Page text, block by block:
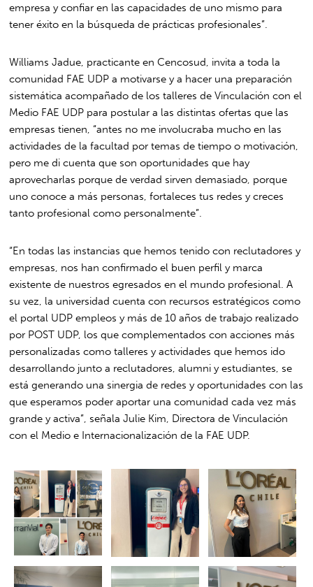
empresa y confiar en las capacidades de uno mismo para
tener éxito en la búsqueda de prácticas profesionales”.
Williams Jadue, practicante en Cencosud, invita a toda la
comunidad FAE UDP a motivarse y a hacer una preparación
sistemática acompañado de los talleres de Vinculación con el
Medio FAE UDP para postular a las distintas ofertas que las
empresas tienen, “antes no me involucraba mucho en las
actividades de la facultad por temas de tiempo o motivación,
pero me di cuenta que son oportunidades que hay
aprovecharlas porque de verdad sirven demasiado, porque
uno conoce a más personas, fortaleces tus redes y creces
tanto profesional como personalmente”.
“En todas las instancias que hemos tenido con reclutadores y
empresas, nos han confirmado el buen perfil y marca
existente de nuestros egresados en el mundo profesional. A
su vez, la universidad cuenta con recursos estratégicos como
el portal UDP empleos y más de 10 años de trabajo realizado
por POST UDP, los que complementados con acciones más
personalizadas como talleres y actividades que hemos ido
desarrollando junto a reclutadores, alumni y estudiantes, se
está generando una sinergia de redes y oportunidades con las
que esperamos poder aportar una comunidad cada vez más
grande y activa”, señala Julie Kim, Directora de Vinculación
con el Medio e Internacionalización de la FAE UDP.